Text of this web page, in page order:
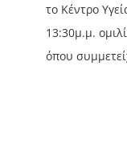
το Κέντρο
13:30μ.μ.
όπου